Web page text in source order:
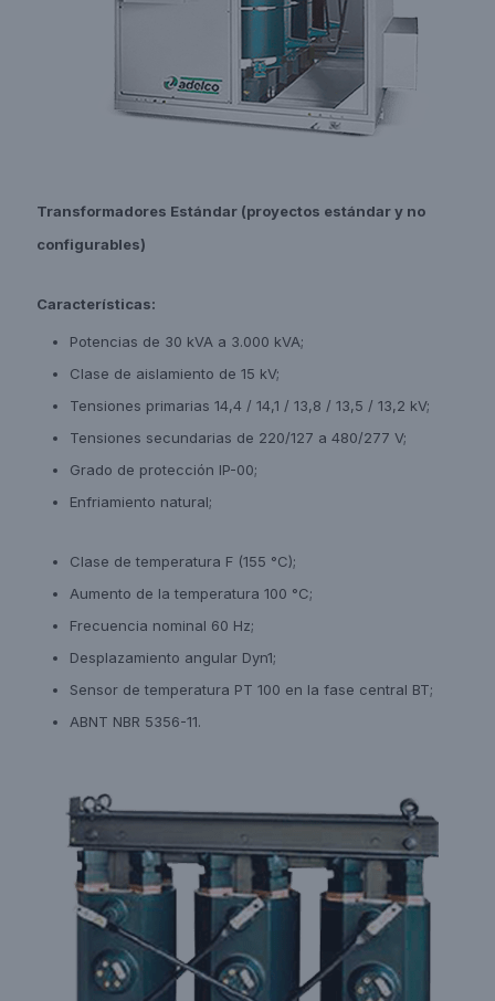
Transformadores Estándar (proyectos estándar y no
configurables)
Características:
Potencias de 30 kVA a 3.000 kVA;
Clase de aislamiento de 15 kV;
Tensiones primarias 14,4 / 14,1 / 13,8 / 13,5 / 13,2 kV;
Tensiones secundarias de 220/127 a 480/277 V;
Grado de protección IP-00;
Enfriamiento natural;
Clase de temperatura F (155 °C);
Aumento de la temperatura 100 °C;
Frecuencia nominal 60 Hz;
Desplazamiento angular Dyn1;
Sensor de temperatura PT 100 en la fase central BT;
ABNT NBR 5356-11.